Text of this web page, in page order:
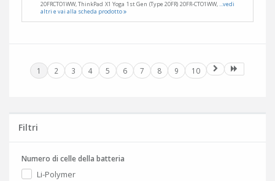
20FRCTO1WW, ThinkPad X1 Yoga 1st Gen (Type 20FR) 20FR-CTO1WW,...vedi
altri e vai alla scheda prodotto
1 2 3 4 5 6 7 8 9 10
Filtri
Numero di celle della batteria
Li-Polymer